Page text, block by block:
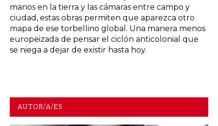
manos en la tierra y las cámaras entre campo y
ciudad, estas obras permiten que aparezca otro
mapa de ese torbellino global. Una manera menos
europeizada de pensar el ciclón anticolonial que
se niega a dejar de existir hasta hoy.
AUTOR/A/ES